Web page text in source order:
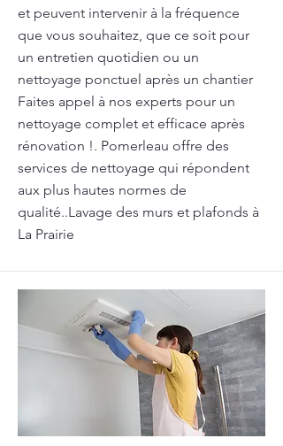
et peuvent intervenir à la fréquence
que vous souhaitez, que ce soit pour
un entretien quotidien ou un
nettoyage ponctuel après un chantier
Faites appel à nos experts pour un
nettoyage complet et efficace après
rénovation !. Pomerleau offre des
services de nettoyage qui répondent
aux plus hautes normes de
qualité..Lavage des murs et plafonds à
La Prairie